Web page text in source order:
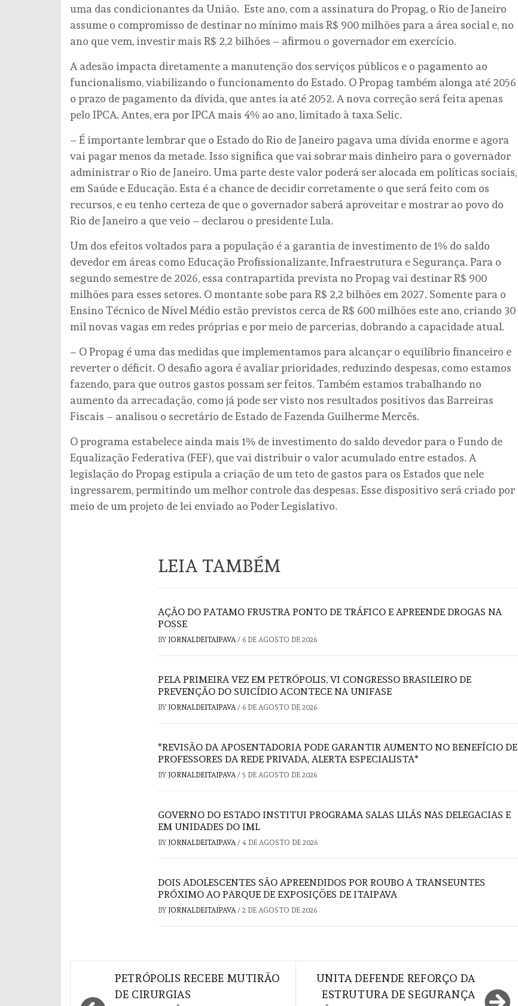
uma das condicionantes da União. Este ano, com a assinatura do Propag, o Rio de Janeiro
assume o compromisso de destinar no mínimo mais R$ 900 milhões para a área social e, no
ano que vem, investir mais R$ 2,2 bilhões – afirmou o governador em exercício.
A adesão impacta diretamente a manutenção dos serviços públicos e o pagamento ao
funcionalismo, viabilizando o funcionamento do Estado. O Propag também alonga até 2056
o prazo de pagamento da dívida, que antes ia até 2052. A nova correção será feita apenas
pelo IPCA. Antes, era por IPCA mais 4% ao ano, limitado à taxa Selic.
– É importante lembrar que o Estado do Rio de Janeiro pagava uma dívida enorme e agora
vai pagar menos da metade. Isso significa que vai sobrar mais dinheiro para o governador
administrar o Rio de Janeiro. Uma parte deste valor poderá ser alocada em políticas sociais,
em Saúde e Educação. Esta é a chance de decidir corretamente o que será feito com os
recursos, e eu tenho certeza de que o governador saberá aproveitar e mostrar ao povo do
Rio de Janeiro a que veio – declarou o presidente Lula.
Um dos efeitos voltados para a população é a garantia de investimento de 1% do saldo
devedor em áreas como Educação Profissionalizante, Infraestrutura e Segurança. Para o
segundo semestre de 2026, essa contrapartida prevista no Propag vai destinar R$ 900
milhões para esses setores. O montante sobe para R$ 2,2 bilhões em 2027. Somente para o
Ensino Técnico de Nível Médio estão previstos cerca de R$ 600 milhões este ano, criando 30
mil novas vagas em redes próprias e por meio de parcerias, dobrando a capacidade atual.
– O Propag é uma das medidas que implementamos para alcançar o equilíbrio financeiro e
reverter o déficit. O desafio agora é avaliar prioridades, reduzindo despesas, como estamos
fazendo, para que outros gastos possam ser feitos. Também estamos trabalhando no
aumento da arrecadação, como já pode ser visto nos resultados positivos das Barreiras
Fiscais – analisou o secretário de Estado de Fazenda Guilherme Mercês.
O programa estabelece ainda mais 1% de investimento do saldo devedor para o Fundo de
Equalização Federativa (FEF), que vai distribuir o valor acumulado entre estados. A
legislação do Propag estipula a criação de um teto de gastos para os Estados que nele
ingressarem, permitindo um melhor controle das despesas. Esse dispositivo será criado por
meio de um projeto de lei enviado ao Poder Legislativo.
LEIA TAMBÉM
AÇÃO DO PATAMO FRUSTRA PONTO DE TRÁFICO E APREENDE DROGAS NA
POSSE
BY JORNALDEITAIPAVA/ 6 DE AGOSTO DE 2026
PELA PRIMEIRA VEZ EM PETRÓPOLIS, VI CONGRESSO BRASILEIRO DE
PREVENÇÃO DO SUICÍDIO ACONTECE NA UNIFASE
BY JORNALDEITAIPAVA/ 6 DE AGOSTO DE 2026
*REVISÃO DA APOSENTADORIA PODE GARANTIR AUMENTO NO BENEFÍCIO DE
PROFESSORES DA REDE PRIVADA, ALERTA ESPECIALISTA*
BY JORNALDEITAIPAVA/ 5 DE AGOSTO DE 2026
GOVERNO DO ESTADO INSTITUI PROGRAMA SALAS LILÁS NAS DELEGACIAS E
EM UNIDADES DO IML
BY JORNALDEITAIPAVA/ 4 DE AGOSTO DE 2026
DOIS ADOLESCENTES SÃO APREENDIDOS POR ROUBO A TRANSEUNTES
PRÓXIMO AO PARQUE DE EXPOSIÇÕES DE ITAIPAVA
BY JORNALDEITAIPAVA/ 2 DE AGOSTO DE 2026
Navegação
de
PETRÓPOLIS RECEBE MUTIRÃO
DE CIRURGIAS
UNITA DEFENDE REFORÇO DA
ESTRUTURA DE SEGURANÇA